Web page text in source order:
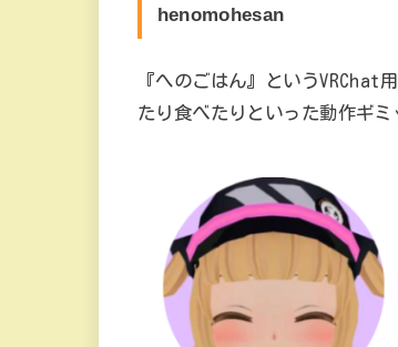
henomohesan
『へのごはん』というVRChat
たり食べたりといった動作ギ